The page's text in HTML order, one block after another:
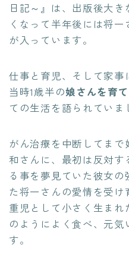
日記～』は、出版後大
くなって半年後には将
が入っています。
仕事と育児、そして家事
当時1歳半の娘さんを育
ての生活を語られていま
がん治療を中断してまで
和さんに、最初は反対す
る事を夢見ていた彼女の
た将一さんの愛情を受
重児として小さく生ま
のようによく食べ、元
す。